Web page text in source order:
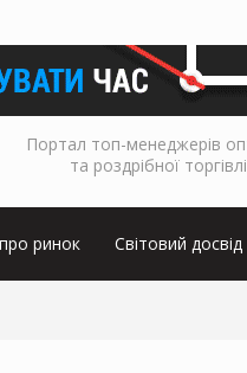
Портал топ-менеджерів
та роздрібної торгівлі
ринок Світовий досвід